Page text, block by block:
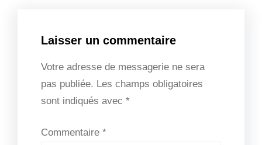
Laisser un commentaire
Votre adresse de messagerie ne sera
pas publiée. Les champs obligatoires
sont indiqués avec *
Commentaire *